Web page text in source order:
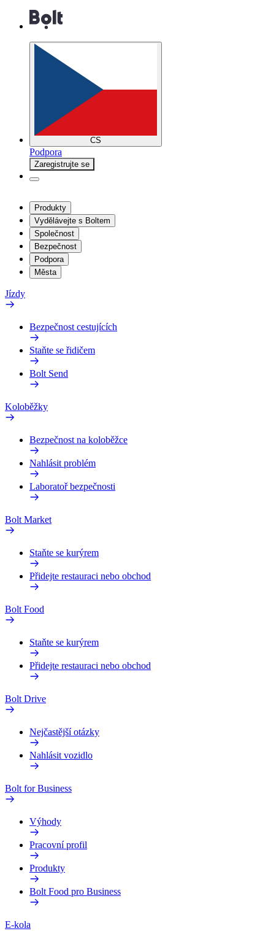
CS
Podpora
Zaregistrujte se
Produkty
Vydělávejte s Boltem
Společnost
Bezpečnost
Podpora
Města
Jízdy
Bezpečnost cestujících
Staňte se řidičem
Bolt Send
Koloběžky
Bezpečnost na koloběžce
Nahlásit problém
Laboratoř bezpečnosti
Bolt Market
Staňte se kurýrem
Přidejte restauraci nebo obchod
Bolt Food
Staňte se kurýrem
Přidejte restauraci nebo obchod
Bolt Drive
Nejčastější otázky
Nahlásit vozidlo
Bolt for Business
Výhody
Pracovní profil
Produkty
Bolt Food pro Business
E-kola